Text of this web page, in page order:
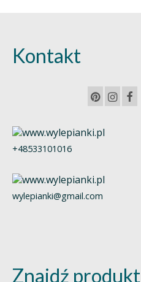
Kontakt
+48533101016
wylepianki@gmail.com
Znajdź produkt